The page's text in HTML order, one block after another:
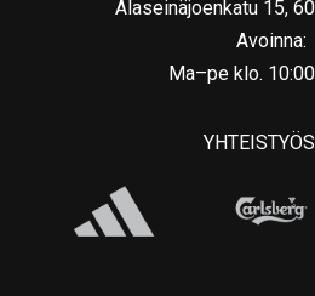
Alaseinäjoenkatu 15,
Avoinna:
Ma–pe klo.